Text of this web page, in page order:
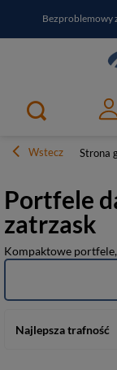
Bezproblemowy
PayPo - kup i
Wstecz Strona
Portfele
zatrzask
Kompaktowe
Najlepsza trafność